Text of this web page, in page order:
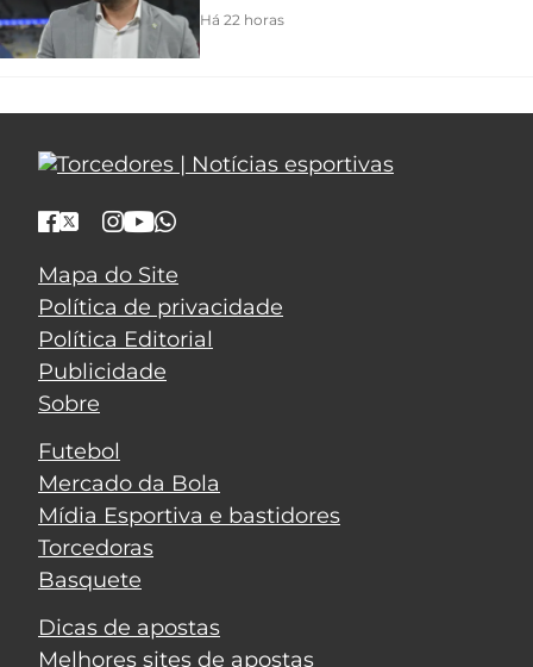
Há 22 horas
Mapa do Site
Política de privacidade
Política Editorial
Publicidade
Sobre
Futebol
Mercado da Bola
Mídia Esportiva e bastidores
Torcedoras
Basquete
Dicas de apostas
Melhores sites de apostas